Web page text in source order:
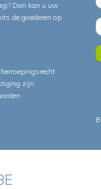
Dan kan u uw
de goederen op
zijn
.